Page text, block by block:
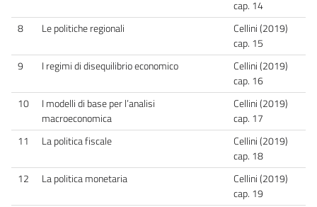
cap. 14
8
Le politiche regionali
Cellini (2019)
cap. 15
9
I regimi di disequilibrio economico
Cellini (2019)
cap. 16
10
I modelli di base per l’analisi
macroeconomica
Cellini (2019)
cap. 17
11
La politica fiscale
Cellini (2019)
cap. 18
12
La politica monetaria
Cellini (2019)
cap. 19